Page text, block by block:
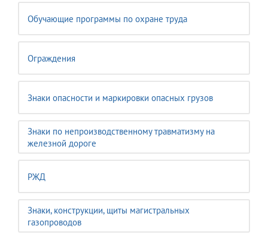
Обучающие программы по охране труда
Ограждения
Знаки опасности и маркировки опасных грузов
Знаки по непроизводственному травматизму на
железной дороге
РЖД
Знаки, конструкции, щиты магистральных
газопроводов